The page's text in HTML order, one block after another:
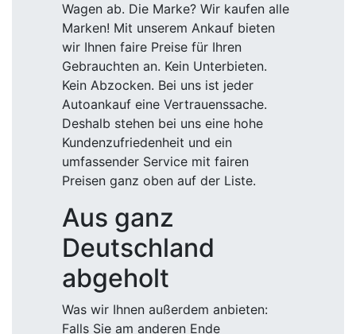
Wagen ab. Die Marke? Wir kaufen alle
Marken! Mit unserem Ankauf bieten
wir Ihnen faire Preise für Ihren
Gebrauchten an. Kein Unterbieten.
Kein Abzocken. Bei uns ist jeder
Autoankauf eine Vertrauenssache.
Deshalb stehen bei uns eine hohe
Kundenzufriedenheit und ein
umfassender Service mit fairen
Preisen ganz oben auf der Liste.
Aus ganz
Deutschland
abgeholt
Was wir Ihnen außerdem anbieten:
Falls Sie am anderen Ende